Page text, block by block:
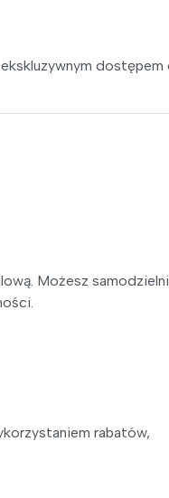
dostępem
Możesz
rabatów,